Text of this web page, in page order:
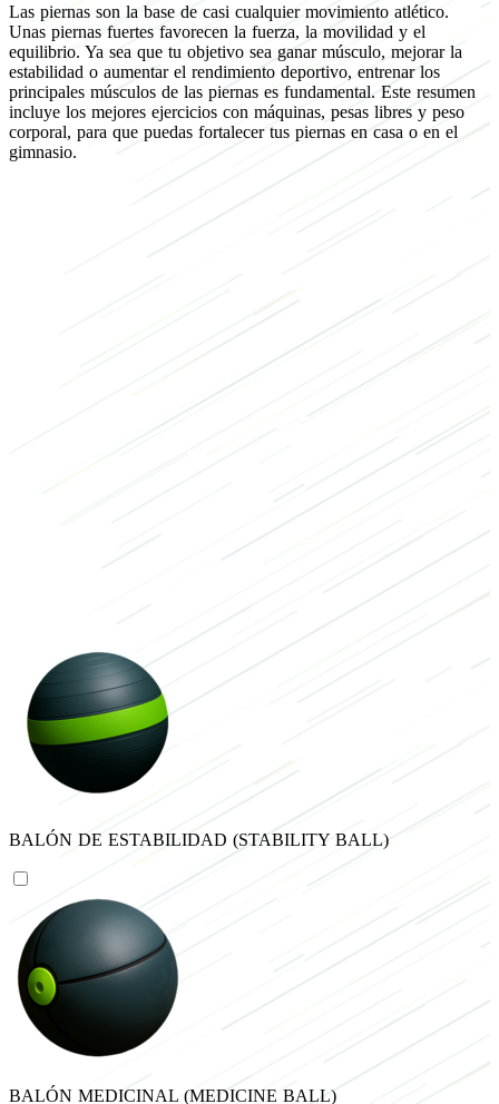
Las piernas son la base de casi cualquier movimiento atlético.
Unas piernas fuertes favorecen la fuerza, la movilidad y el
equilibrio. Ya sea que tu objetivo sea ganar músculo, mejorar la
estabilidad o aumentar el rendimiento deportivo, entrenar los
principales músculos de las piernas es fundamental. Este resumen
incluye los mejores ejercicios con máquinas, pesas libres y peso
corporal, para que puedas fortalecer tus piernas en casa o en el
gimnasio.
BALÓN DE ESTABILIDAD (STABILITY BALL)
BALÓN MEDICINAL (MEDICINE BALL)